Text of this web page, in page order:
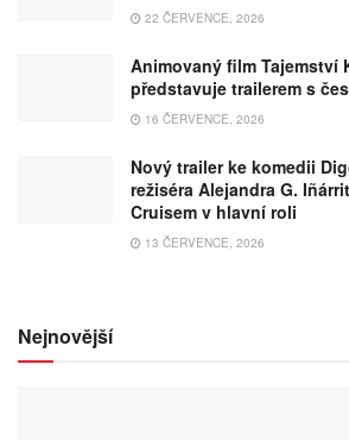
22 ČERVENCE, 2026
Animovaný film Tajemství
představuje trailerem s
16 ČERVENCE, 2026
Nový trailer ke komedii
režiséra Alejandra G.
Cruisem v hlavní roli
13 ČERVENCE, 2026
Nejnovější